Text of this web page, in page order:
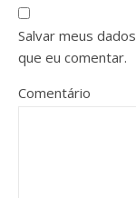
Salvar meus
que eu comentar.
Comentário